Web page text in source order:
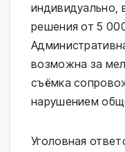
индивидуально,
решения от 5
возможна за
съёмка
нарушением
Уголовная